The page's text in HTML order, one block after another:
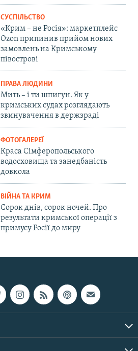
СУСПІЛЬСТВО
«Крим – не Росія»: маркетплейс
Ozon припинив прийом нових
замовлень на Кримському
півострові
ПРАВА ЛЮДИНИ
Мить – і ти шпигун. Як у
кримських судах розглядають
звинувачення в держзраді
ФОТОГАЛЕРЕЇ
Краса Сімферопольського
водосховища та занедбаність
довкола
ВІЙНА ТА КРИМ
Сорок днів, сорок ночей. Про
результати кримської операції з
примусу Росії до миру